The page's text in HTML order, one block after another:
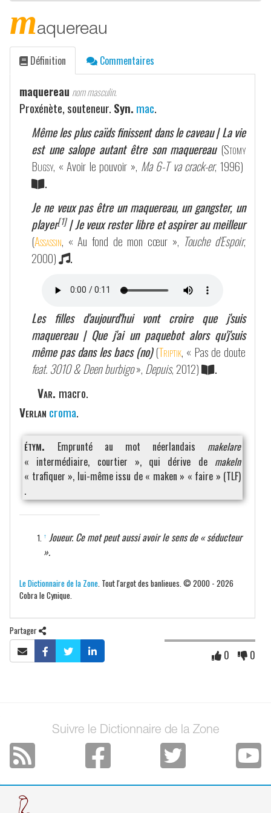
maquereau
Définition Commentaires
maquereau nom masculin.
Proxénète, souteneur. Syn. mac.
Même les plus caïds finissent dans le caveau | La vie
est une salope autant être son maquereau (Stomy
Bugsy, « Avoir le pouvoir », Ma 6-T va crack-er, 1996)
.
Je ne veux pas être un maquereau, un gangster, un
player[1]| Je veux rester libre et aspirer au meilleur
(Assassin, « Au fond de mon cœur », Touche d'Espoir,
2000)
.
Les filles d'aujourd'hui vont croire que j'suis
maquereau | Que j'ai un paquebot alors qu'j'suis
même pas dans les bacs (no) (Triptik, « Pas de doute
feat. 3010 & Deen burbigo», Depuis, 2012)
.
Var. macro.
Verlan croma.
étym.
Emprunté au mot néerlandais makelare
« intermédiaire, courtier », qui dérive de makeln
« trafiquer », lui-même issu de « maken » « faire » (TLF)
.
↑ Joueur. Ce mot peut aussi avoir le sens de « séducteur
».
Le Dictionnaire de la Zone . Tout l'argot des banlieues. © 2000 - 2026
Cobra le Cynique.
Partager
0 0
Suivre le Dictionnaire de la Zone